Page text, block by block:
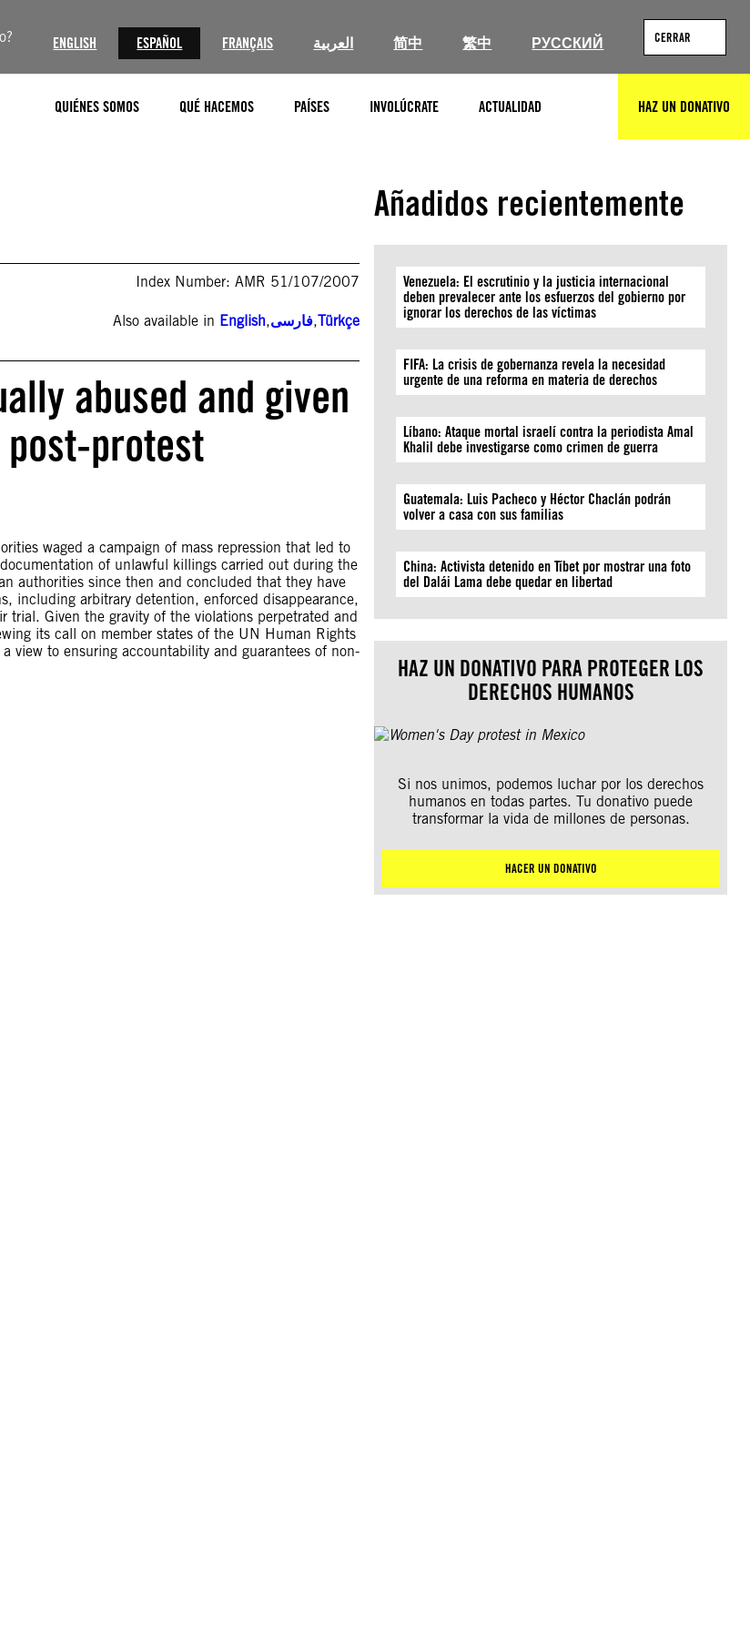
ENGLISH ESPAÑOL FRANÇAIS العربية 简中 繁中 РУССКИЙ CERRAR
QUIÉNES SOMOS QUÉ HACEMOS PAÍSES INVOLÚCRATE ACTUALIDAD HAZ UN DONATIVO
Index Number: AMR 51/107/2007
Also available in English,فارسی,Türkçe
abused and given
protest
waged a campaign of mass repression that led to
of unlawful killings carried out during the
authorities since then and concluded that they have
including arbitrary detention, enforced disappearance,
Given the gravity of the violations perpetrated and
its call on member states of the UN Human Rights
view to ensuring accountability and guarantees of non-
Añadidos recientemente
Venezuela: El escrutinio y la justicia internacional
deben prevalecer ante los esfuerzos del gobierno por
ignorar los derechos de las víctimas
FIFA: La crisis de gobernanza revela la necesidad
urgente de una reforma en materia de derechos
Líbano: Ataque mortal israelí contra la periodista Amal
Khalil debe investigarse como crimen de guerra
Guatemala: Luis Pacheco y Héctor Chaclán podrán
volver a casa con sus familias
China: Activista detenido en Tíbet por mostrar una foto
del Dalái Lama debe quedar en libertad
HAZ UN DONATIVO PARA PROTEGER LOS
DERECHOS HUMANOS
Si nos unimos, podemos luchar por los derechos
humanos en todas partes. Tu donativo puede
transformar la vida de millones de personas.
HACER UN DONATIVO